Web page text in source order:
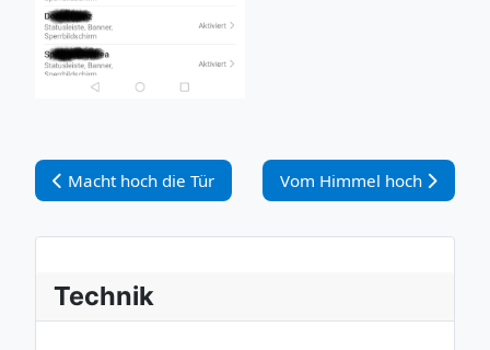
Vorheriger Beitrag: Macht hoch die Tür
Macht hoch die Tür Nächster Beitrag: Vom
Vom Himmel hoch
Technik